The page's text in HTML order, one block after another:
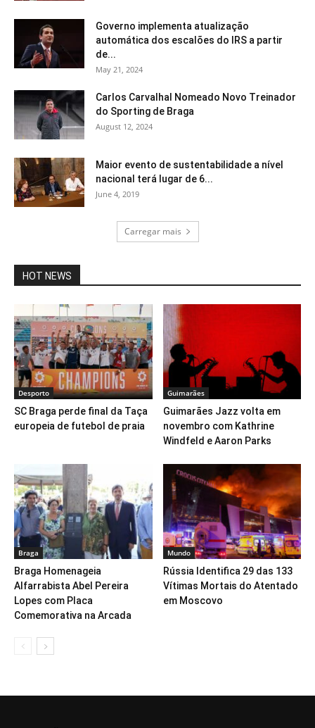
Governo implementa atualização
automática dos escalões do IRS a partir
de...
May 21, 2024
Carlos Carvalhal Nomeado Novo Treinador
do Sporting de Braga
August 12, 2024
Maior evento de sustentabilidade a nível
nacional terá lugar de 6...
June 4, 2019
Carregar mais
HOT NEWS
Desporto
SC Braga perde final da Taça
europeia de futebol de praia
Guimarães
Guimarães Jazz volta em
novembro com Kathrine
Windfeld e Aaron Parks
Braga
Braga Homenageia
Alfarrabista Abel Pereira
Lopes com Placa
Comemorativa na Arcada
Mundo
Rússia Identifica 29 das 133
Vítimas Mortais do Atentado
em Moscovo